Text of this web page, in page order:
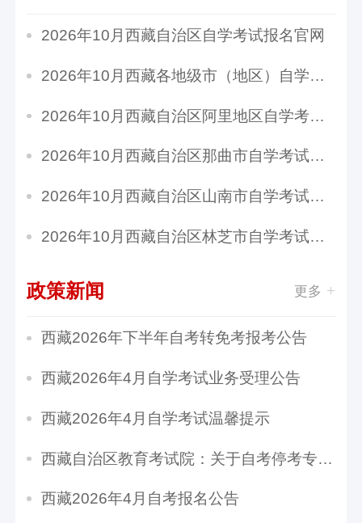
2026年10月西藏自治区自学考试报名官网
2026年10月西藏各地级市（地区）自学考试报名官...
2026年10月西藏自治区阿里地区自学考试报名官网
2026年10月西藏自治区那曲市自学考试报名官网
2026年10月西藏自治区山南市自学考试报名官网
2026年10月西藏自治区林芝市自学考试报名官网
政策新闻 更多
西藏2026年下半年自考转免考报考公告
西藏2026年4月自学考试业务受理公告
​西藏2026年4月自学考试温馨提示
西藏自治区教育考试院：关于自考停考专业的通知
西藏2026年4月自考报名公告